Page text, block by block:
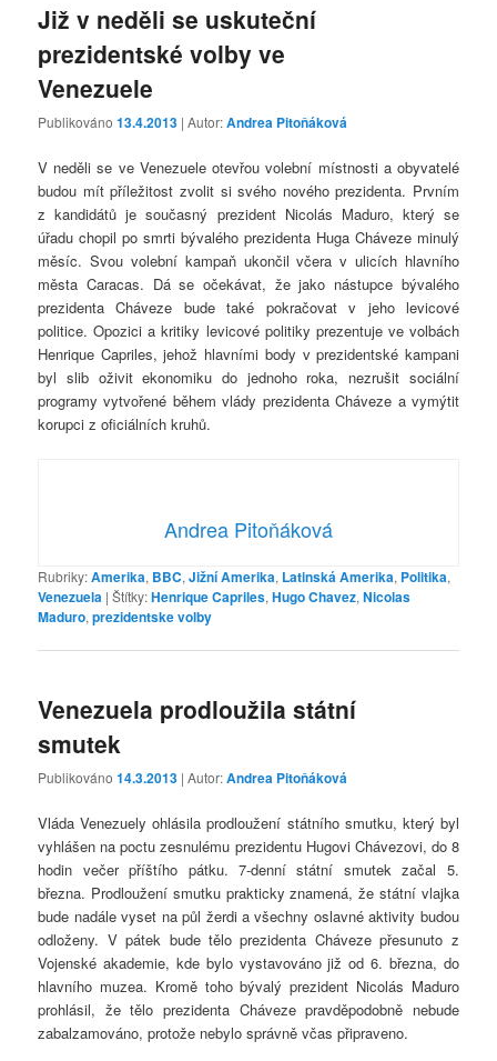
Již v neděli se uskuteční
prezidentské volby ve
Venezuele
Publikováno13.4.2013 | Autor:Andrea Pitoňáková
V neděli se ve Venezuele otevřou volební místnosti a obyvatelé
budou mít příležitost zvolit si svého nového prezidenta. Prvním
z kandidátů je současný prezident Nicolás Maduro, který se
úřadu chopil po smrti bývalého prezidenta Huga Cháveze minulý
měsíc. Svou volební kampaň ukončil včera v ulicích hlavního
města Caracas. Dá se očekávat, že jako nástupce bývalého
prezidenta Cháveze bude také pokračovat v jeho levicové
politice. Opozici a kritiky levicové politiky prezentuje ve volbách
Henrique Capriles, jehož hlavními body v prezidentské kampani
byl slib oživit ekonomiku do jednoho roka, nezrušit sociální
programy vytvořené během vlády prezidenta Cháveze a vymýtit
korupci z oficiálních kruhů.
Andrea Pitoňáková
Rubriky:Amerika, BBC,Jižní Amerika, Latinská Amerika, Politika,
Venezuela |Štítky:Henrique Capriles,Hugo Chavez,Nicolas
Maduro,prezidentske volby
Venezuela prodloužila státní
smutek
Publikováno14.3.2013 | Autor:Andrea Pitoňáková
Vláda Venezuely ohlásila prodloužení státního smutku, který byl
vyhlášen na poctu zesnulému prezidentu Hugovi Chávezovi, do 8
hodin večer příštího pátku. 7-denní státní smutek začal 5.
března. Prodloužení smutku prakticky znamená, že státní vlajka
bude nadále vyset na půl žerdi a všechny oslavné aktivity budou
odloženy. V pátek bude tělo prezidenta Cháveze přesunuto z
Vojenské akademie, kde bylo vystavováno již od 6. března, do
hlavního muzea. Kromě toho bývalý prezident Nicolás Maduro
prohlásil, že tělo prezidenta Cháveze pravděpodobně nebude
zabalzamováno, protože nebylo správně včas připraveno.